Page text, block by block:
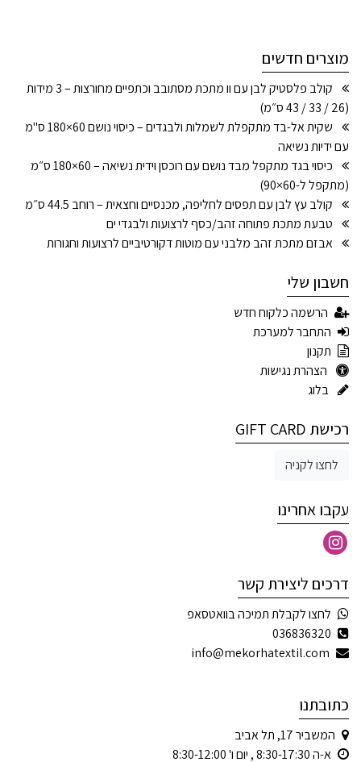
מוצרים חדשים
קולב פלסטיק לבן עם וו מתכת מסתובב וכתפיים מחורצות – 3 מידות
(26 / 33 / 43 ס״מ)
שקית אל-בד מתקפלת לשמלות ולבגדים – כיסוי נושם 60×180 ס"מ
עם ידיות נשיאה
כיסוי בגד מתקפל מבד נושם עם רוכסן וידית נשיאה – 60×180 ס״מ
(מתקפל ל-60×90)
קולב עץ לבן עם תפסים לחליפה, מכנסיים וחצאית – רוחב 44.5 ס״מ
טבעת מתכת פתוחה זהב/כסף לרצועות ולבגדי ים
אבזם מתכת זהב מלבני עם מוטות דקורטיביים לרצועות וחגורות
חשבון שלי
הרשמה כלקוח חדש
התחבר למערכת
תקנון
הצהרת נגישות
בלוג
רכישת GIFT CARD
לחצו לקניה
עקבו אחרינו
דרכים ליצירת קשר
לחצו לקבלת תמיכה בוואטסאפ
036836320
info@mekorhatextil.com
כתובתנו
המשביר 17, תל אביב
א-ה 8:30-17:30 , יום ו' 8:30-12:00